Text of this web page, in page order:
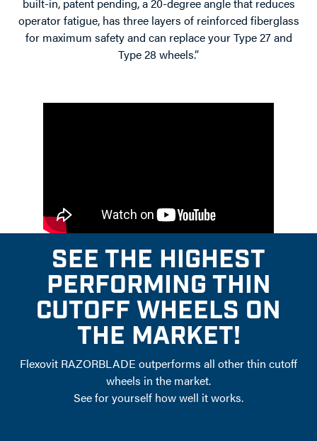
built-in, patent pending, a 20-degree angle that reduces
operator fatigue, has three layers of reinforced fiberglass
for maximum safety and can replace your Type 27 and
Type 28 wheels.”
SEE THE HIGHEST
PERFORMING THIN
CUTOFF WHEELS ON
THE MARKET!
Flexovit RAZORBLADE outperforms all other thin cutoff
wheels in the market.
See for yourself how well it works.